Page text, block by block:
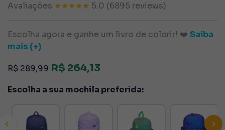
Avaliações ★★★★★ 5.0 (6895 reviews)
Escolha agora e ganhe um livro de colorir! ❤️Saiba
mais (+)
R$ 289,99 R$ 264,13
Escolha a sua mochila preferida: